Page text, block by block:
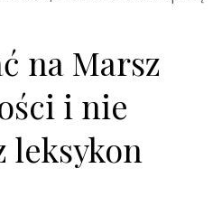
na Marsz
i nie
leksykon